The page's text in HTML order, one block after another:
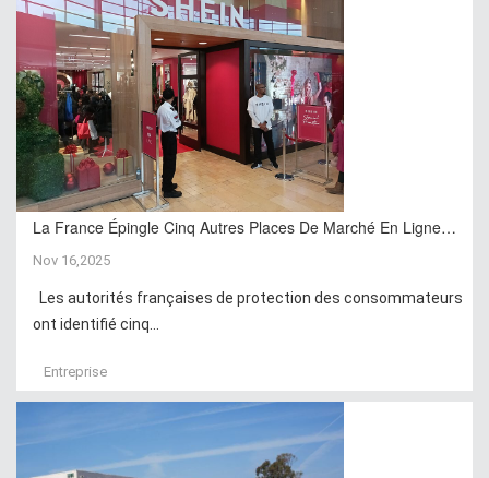
La France Épingle Cinq Autres Places De Marché En Ligne…
Nov 16,2025
Les autorités françaises de protection des consommateurs
ont identifié cinq...
Entreprise